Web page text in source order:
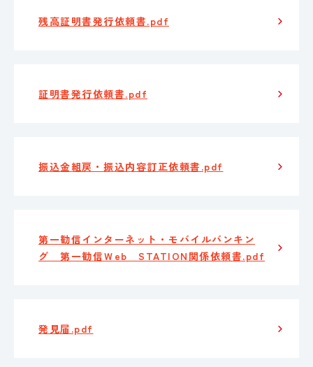
残高証明書発行依頼書.pdf
証明書発行依頼書.pdf
振込金組戻・振込内容訂正依頼書.pdf
第一勧信インターネット・モバイルバンキン
グ 第一勧信Ｗeb STATION関係依頼書.pdf
発見届.pdf